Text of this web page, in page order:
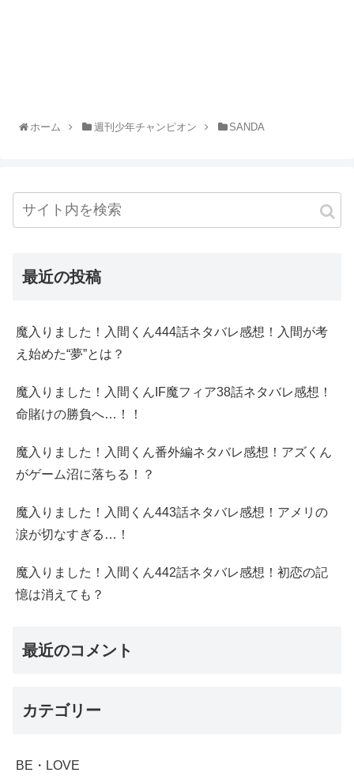
ホーム 週刊少年チャンピオン SANDA
最近の投稿
魔入りました！入間くん444話ネタバレ感想！入間が考
え始めた“夢”とは？
魔入りました！入間くんIF魔フィア38話ネタバレ感想！
命賭けの勝負へ…！！
魔入りました！入間くん番外編ネタバレ感想！アズくん
がゲーム沼に落ちる！？
魔入りました！入間くん443話ネタバレ感想！アメリの
涙が切なすぎる…！
魔入りました！入間くん442話ネタバレ感想！初恋の記
憶は消えても？
最近のコメント
カテゴリー
BE・LOVE